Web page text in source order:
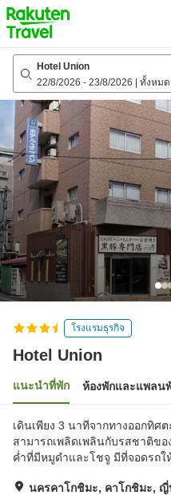
to
top
page
Hotel Union
22/8/2026 - 23/8/2026 ทั้งหม
โรงแรมธุรกิจ
Hotel Union
แนะนำที่พัก ห้องพักและแพลน
เดินเพียง 3 นาทีจากทางออกทิศ
สามารถเพลิดเพลินกับรสชาติขอ
ค่ำที่มีหมูดำและโชจู มีที่จอดรถใ
นครคาโกชิมะ, คาโกชิมะ,